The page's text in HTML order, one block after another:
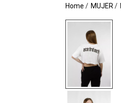
Home MUJER